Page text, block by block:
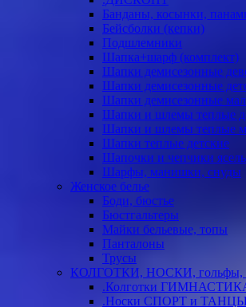
Банданы, косынки,
Бейсболки (кепки)
Подшлемники
Шапка+шарф (комплект)
Шапки демисезонные
Шапки демисезонные
Шапки демисезонные
Шапки и шлемы теплые
Шапки и шлемы теплые
Шапки теплые детские
Шапочки и чепчики
Шарфы, манишки, снуды
Женское белье
Боди, бюстье
Бюстгальтеры
Майки бельевые, топы
Панталоны
Трусы
КОЛГОТКИ, НОСКИ, гольфы,
.Колготки
.Носки СПОРТ и